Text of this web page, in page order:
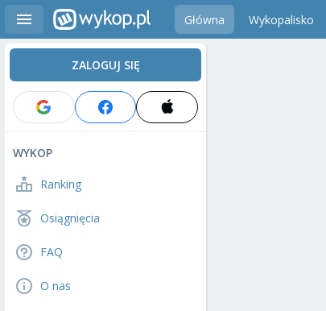
Główna Wykopalisko
ZALOGUJ SIĘ
WYKOP
Ranking
Osiągnięcia
FAQ
O nas